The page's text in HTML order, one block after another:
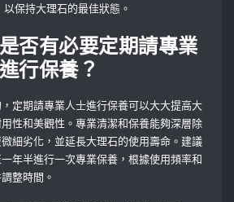
以保持大理石的最佳狀態。
否有必要定期請專業
行保養？
定期請專業人士進行保養可以大大提高大
性和美觀性。專業清潔和保養能夠深層除
細劣化，並延長大理石的使用壽命。建議
年半進行一次專業保養，根據使用頻率和
整時間。